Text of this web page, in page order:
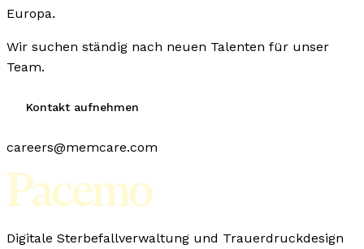
Europa.
Wir suchen ständig nach neuen Talenten für unser
Team.
Kontakt aufnehmen
careers@memcare.com
Digitale Sterbefallverwaltung und Trauerdruckdesign